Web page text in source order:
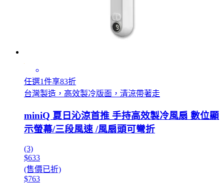
任選1件享83折
台灣製造，高效製冷版面，清涼帶著走
miniQ 夏日沁涼首推 手持高效製冷風扇 數位顯
示螢幕/三段風速 /風扇頭可彎折
(3)
$633
(售價已折)
$763